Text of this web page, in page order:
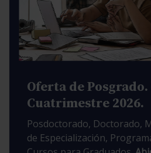
Oferta de
Cuatrimestre 2026.
Posdoctorado, Doctorado,
de Especialización,